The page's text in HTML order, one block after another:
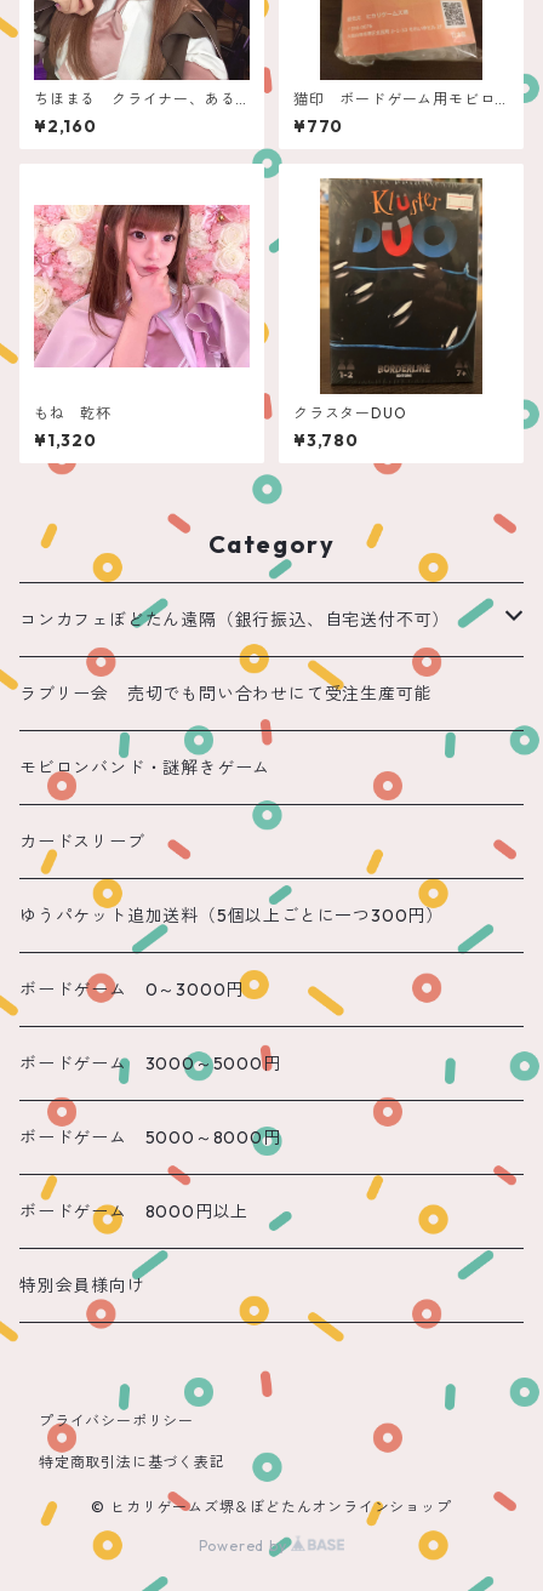
ちほまる クライナー、ある
ちゅーる
¥2,160
猫印 ボードゲーム用モビロ
ンバンド（小箱用）透明 50
ｇ
¥770
もね 乾杯
¥1,320
クラスターDUO
¥3,780
Category
コンカフェぼどたん遠隔（銀行振込、自宅送付不可）
遠隔 ちほまる
遠隔 ねこ
遠隔 あまね
遠隔 りん
遠隔 のん
遠隔 かのん
遠隔 もね
ラブリー会 売切でも問い合わせにて受注生産可能
モビロンバンド・謎解きゲーム
カードスリーブ
ゆうパケット追加送料（5個以上ごとに一つ300円）
ボードゲーム 0～3000円
ボードゲーム 3000～5000円
ボードゲーム 5000～8000円
ボードゲーム 8000円以上
特別会員様向け
プライバシーポリシー
特定商取引法に基づく表記
© ヒカリゲームズ堺＆ぼどたんオンラインショップ
Powered by